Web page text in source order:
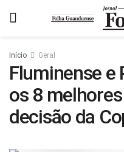
Início Geral
Fluminense e
os 8
decisão da